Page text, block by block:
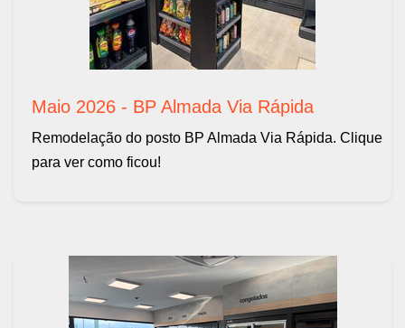
Maio 2026 - BP Almada Via Rápida
Remodelação do posto BP Almada Via Rápida. Clique
para ver como ficou!